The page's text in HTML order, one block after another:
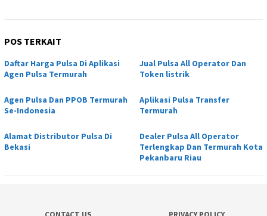
POS TERKAIT
Daftar Harga Pulsa Di Aplikasi
Agen Pulsa Termurah
Jual Pulsa All Operator Dan
Token listrik
Agen Pulsa Dan PPOB Termurah
Se-Indonesia
Aplikasi Pulsa Transfer
Termurah
Alamat Distributor Pulsa Di
Bekasi
Dealer Pulsa All Operator
Terlengkap Dan Termurah Kota
Pekanbaru Riau